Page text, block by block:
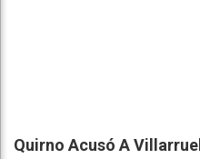
Quirno Acusó A